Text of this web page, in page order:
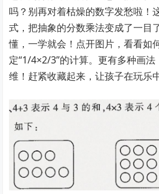
吗？别再对着枯燥的数字发愁啦！
式，把抽象的分数乘法变成了一目
懂，一学就会！点开图片，看看如
定“1/4×2/3”的计算。更有多种画
维！赶紧收藏起来，让孩子在玩乐